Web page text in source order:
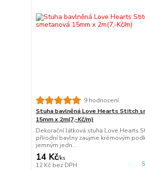
9 hodnocení
Stuha bavlněná Love Hearts Stitch
15mm x 2m(7,-Kč/m)
Dekorační látková stuha Love Hearts
přírodní bavlny zaujme krémovým
jemným jedn...
14 Kč/ks
12 Kč bez DPH